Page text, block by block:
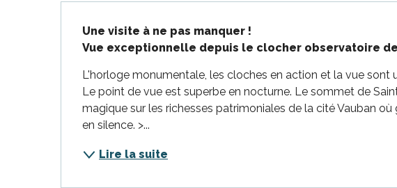
Une visite à ne pas manquer !
Vue exceptionnelle depuis le clocher observatoire
L'horloge monumentale, les cloches en action et la vue sont
Le point de vue est superbe en nocturne. Le sommet de
magique sur les richesses patrimoniales de la cité Vauban
en silence. >...
Lire la suite